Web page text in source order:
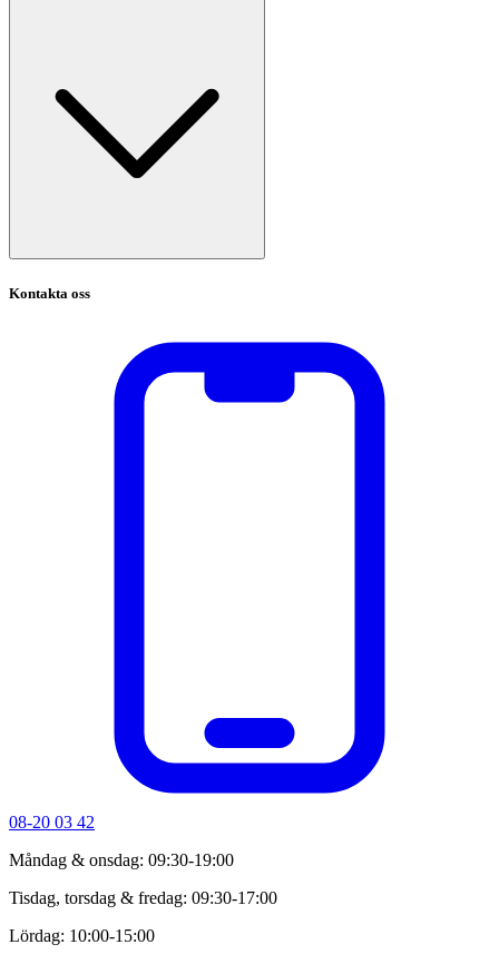
Kontakta oss
08-20 03 42
Måndag & onsdag: 09:30-19:00
Tisdag, torsdag & fredag: 09:30-17:00
Lördag: 10:00-15:00